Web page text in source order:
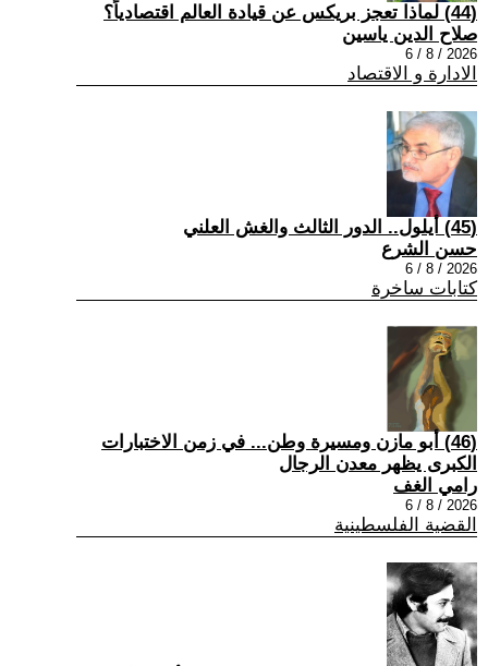
(44) لماذا تعجز بريكس عن قيادة العالم اقتصادياً؟
صلاح الدين ياسين
2026 / 8 / 6
الادارة و الاقتصاد
(45) أيلول.. الدور الثالث والغش العلني
حسن الشرع
2026 / 8 / 6
كتابات ساخرة
(46) أبو مازن ومسيرة وطن... في زمن الاختبارات
الكبرى يظهر معدن الرجال
رامي الغف
2026 / 8 / 6
القضية الفلسطينية